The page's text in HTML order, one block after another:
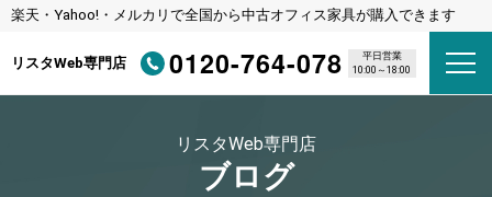
楽天・Yahoo!・メルカリで全国から中古オフィス家具が購入できます
リスタWeb専門店 0120-764-078
平日営業
10:00～18:00
リスタWeb専門店
ブログ